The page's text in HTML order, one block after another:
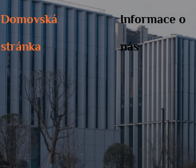
Domovská
stránka
Informace o
nás